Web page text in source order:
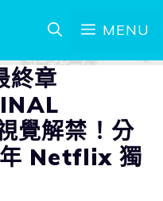
MENU
終章
覺解禁！分
年 Netflix 獨